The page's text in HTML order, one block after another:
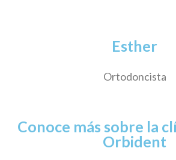
Esther
Ortodoncista
Conoce más sobre la
Orbident